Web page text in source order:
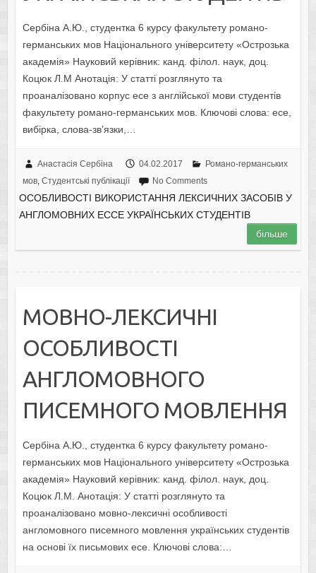
Сербіна А.Ю., студентка 6 курсу факультету романо-
германських мов Національного університету «Острозька
академія» Науковий керівник: канд. філол. наук, доц.
Коцюк Л.М Анотація: У статті розглянуто та
проаналізовано корпус есе з англійської мови студентів
факультету романо-германських мов. Ключові слова: есе,
вибірка, слова-зв’язки,…
Анастасія Сербіна 04.02.2017
Романо-германських
мов, Студентські публікації No Comments
ОСОБЛИВОСТІ ВИКОРИСТАННЯ ЛЕКСИЧНИХ ЗАСОБІВ У
АНГЛОМОВНИХ ЕССЕ УКРАЇНСЬКИХ СТУДЕНТІВ
більше
МОВНО-ЛЕКСИЧНІ
ОСОБЛИВОСТІ
АНГЛОМОВНОГО
ПИСЕМНОГО МОВЛЕННЯ
Сербіна А.Ю., студентка 6 курсу факультету романо-
германських мов Національного університету «Острозька
академія» Науковий керівник: канд. філол. наук, доц.
Коцюк Л.М. Анотація: У статті розглянуто та
проаналізовано мовно-лексичні особливості
англомовного писемного мовлення українських студентів
на основі їх письмових есе. Ключові слова:…